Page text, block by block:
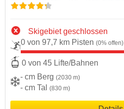
Skigebiet geschlossen
0 von 97,7 km Pisten (0% offen)
0 von 45 Lifte/Bahnen
- cm Berg (2030 m)
- cm Tal (830 m)